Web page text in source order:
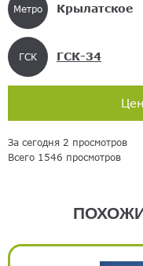
Метро Крылатское
ГСК ГСК-34
За сегодня 2 просмотров
Всего 1546 просмотров